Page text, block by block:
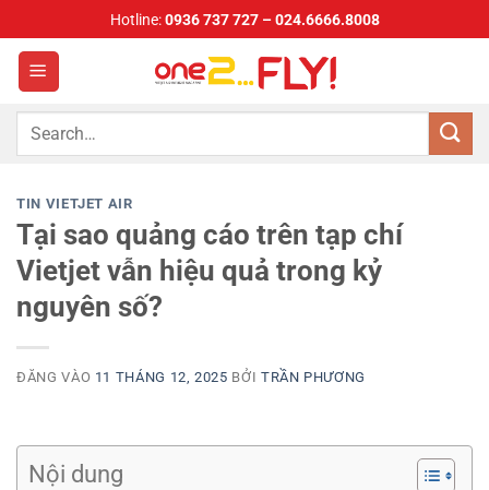
qua
dung
Hotline: 0936 737 727 – 024.6666.8008
TIN VIETJET AIR
Tại sao quảng cáo trên tạp chí
Vietjet vẫn hiệu quả trong kỷ
nguyên số?
ĐĂNG VÀO 11 THÁNG 12, 2025 BỞI TRẦN PHƯƠNG
Nội dung